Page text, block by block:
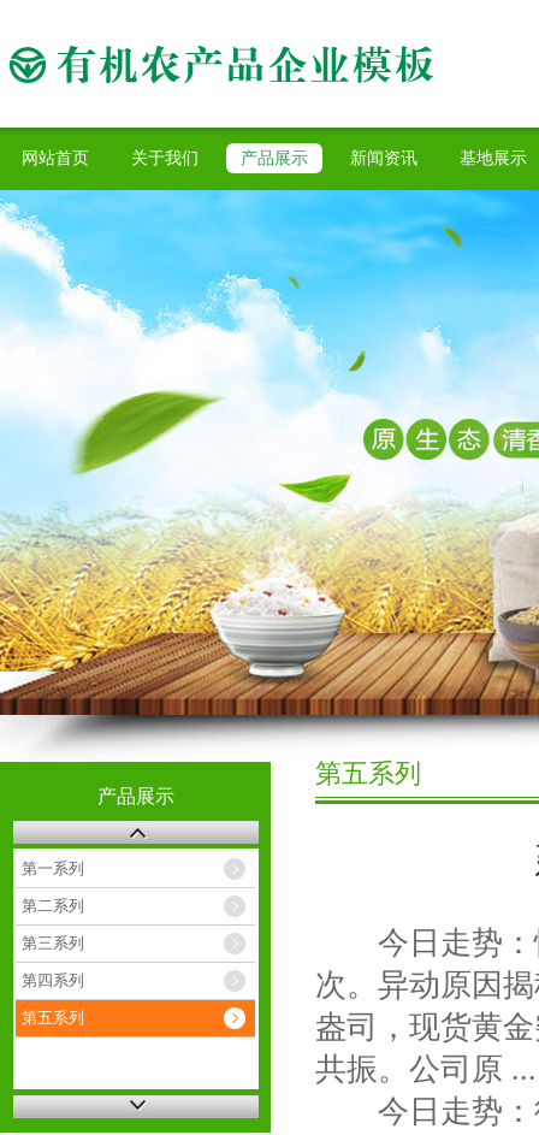
网站首页 关于我们 产品展示 新闻资讯 基地展示
产品展示
第一系列
第二系列
第三系列
第四系列
第五系列
第五系列
今日走势：
次。异动原因
盎司，现货黄
共振。公司原 ...
今日走势：